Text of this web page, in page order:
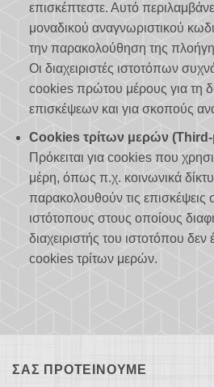
επισκέπτεστε. Αυτό
μοναδικού αναγνωριστικού
την παρακολούθηση της
Οι διαχειριστές ιστοτόπων
cookies πρώτου μέρους για τη
επισκέψεων και για σκοπούς
Cookies τρίτων μερών
Πρόκειται για cookies που
μέρη, όπως π.χ. κοινωνικά
παρακολουθούν τις επισκέψεις
ιστότοπους στους οποίους
διαχειριστής του ιστοτόπου δεν
cookies τρίτων μερών.
ΣΑΣ ΠΡΟΤΕΊΝΟΥΜΕ